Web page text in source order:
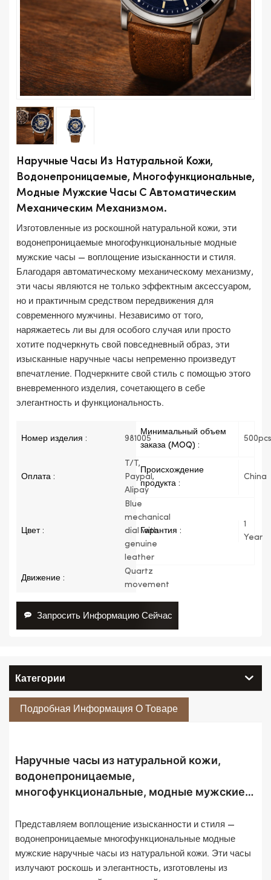
Наручные Часы Из Натуральной Кожи,
Водонепроницаемые, Многофункциональные,
Модные Мужские Часы С Автоматическим
Механическим Механизмом.
Изготовленные из роскошной натуральной кожи, эти
водонепроницаемые многофункциональные модные
мужские часы — воплощение изысканности и стиля.
Благодаря автоматическому механическому механизму,
эти часы являются не только эффектным аксессуаром,
но и практичным средством передвижения для
современного мужчины. Независимо от того,
наряжаетесь ли вы для особого случая или просто
хотите подчеркнуть свой повседневный образ, эти
изысканные наручные часы непременно произведут
впечатление. Подчеркните свой стиль с помощью этого
вневременного изделия, сочетающего в себе
элегантность и функциональность.
Номер изделия : 981005
Минимальный объем
заказа (MOQ) :
500pcs
Оплата :
T/T,
Paypal,
Alipay
Происхождение
продукта :
China
Цвет :
Blue
mechanical
dial with
genuine
leather
Гарантия :
1
Year
Движение :
Quartz
movement
Запросить Информацию Сейчас
Категории
Подробная Информация О Товаре
Наручные часы из натуральной кожи,
водонепроницаемые,
многофункциональные, модные мужские
механизмом.
Представляем воплощение изысканности и стиля —
водонепроницаемые многофункциональные модные
мужские наручные часы из натуральной кожи. Эти часы
излучают роскошь и элегантность, изготовлены из